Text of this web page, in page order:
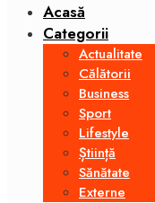
Acasă
Categorii
Actualitate
Călătorii
Business
Sport
Lifestyle
Știință
Sănătate
Externe